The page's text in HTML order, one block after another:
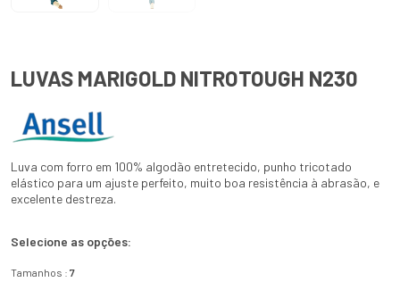
LUVAS MARIGOLD NITROTOUGH N230
Luva com forro em 100% algodão entretecido, punho tricotado
elástico para um ajuste perfeito, muito boa resistência à abrasão, e
excelente destreza.
Selecione as opções:
Tamanhos : 7